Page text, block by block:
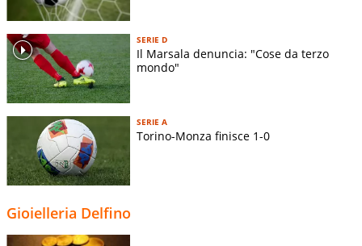
SERIE D
Il Marsala denuncia: "Cose da terzo
mondo"
SERIE A
Torino-Monza finisce 1-0
Gioielleria Delfino